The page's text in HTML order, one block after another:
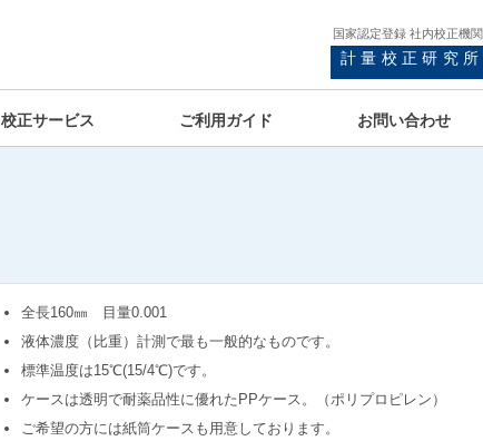
国家認定登録 社内校正機関
計量校正研究所
校正サービス ご利用ガイド お問い合わせ
全長160㎜ 目量0.001
液体濃度（比重）計測で最も一般的なものです。
標準温度は15℃(15/4℃)です。
ケースは透明で耐薬品性に優れたPPケース。（ポリプロピレン）
ご希望の方には紙筒ケースも用意しております。